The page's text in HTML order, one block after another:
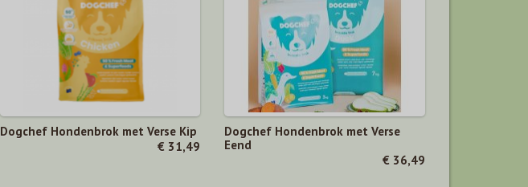
Dogchef Hondenbrok met Verse Kip
€ 31,49
Dogchef Hondenbrok met Verse
Eend
€ 36,49